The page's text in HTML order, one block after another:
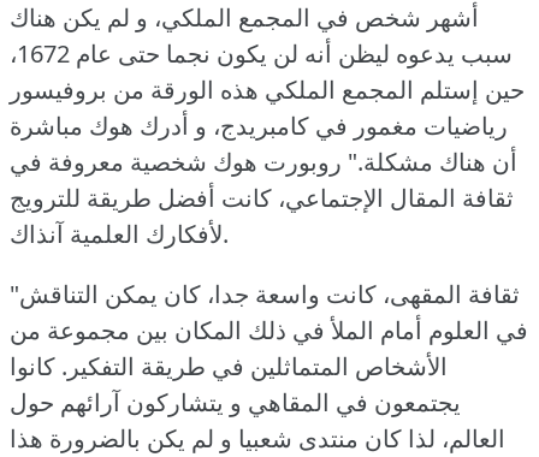
أشهر شخص في المجمع الملكي، و لم يكن هناك
سبب يدعوه ليظن أنه لن يكون نجما حتى عام 1672،
حين إستلم المجمع الملكي هذه الورقة من بروفيسور
رياضيات مغمور في كامبريدج، و أدرك هوك مباشرة
أن هناك مشكلة." روبورت هوك شخصية معروفة في
ثقافة المقال الإجتماعي، كانت أفضل طريقة للترويج
لأفكارك العلمية آنذاك.
"ثقافة المقهى، كانت واسعة جدا، كان يمكن التناقش
في العلوم أمام الملأ في ذلك المكان بين مجموعة من
الأشخاص المتماثلين في طريقة التفكير. كانوا
يجتمعون في المقاهي و يتشاركون آرائهم حول
العالم، لذا كان منتدى شعبيا و لم يكن بالضرورة هذا